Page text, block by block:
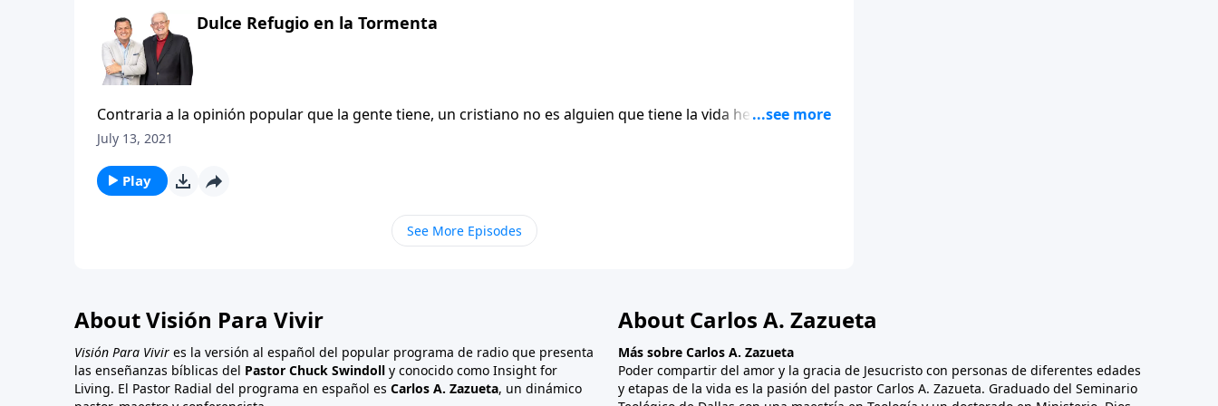
Dulce Refugio en la Tormenta
Contraria a la opinión popular que la gente tiene, un cristiano no es alguien que tiene la vida hecha o está
muy cercano a la perfección. Estamos a años luz de ser perfectos y batallamos con las mismas cosas que
podamos ser restaurados y renovados. Para la persona sin Cristo, el refugio puede ser el bar de la
esquina, un lugar donde se reúna con amigos y se olvide de sus problemas. Pero, ¿a dónde acude el
cristiano? ¿A quién acudimos cuando la adversidad nos golpea y los malos entendidos nos dejan
amoratados? La respuesta es la misma que recibieron los antiguos hebreos quienes establecieron para sí
refugio» para las víctimas de la tormenta.
July 13, 2021
Play
See More Episodes
About Visión Para Vivir
Visión Para Vivir es la versión al español del popular programa de radio que presenta
las enseñanzas bíblicas del Pastor Chuck Swindoll y conocido como Insight for
Living. El Pastor Radial del programa en español es Carlos A. Zazueta, un dinámico
About Carlos A. Zazueta
Más sobre Carlos A. Zazueta
Poder compartir del amor y la gracia de Jesucristo con personas de diferentes edades
y etapas de la vida es la pasión del pastor Carlos A. Zazueta. Graduado del Seminario